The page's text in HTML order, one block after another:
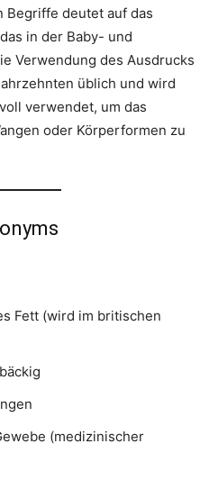
Begriffe deutet auf das
in der Baby- und
Verwendung des Ausdrucks
üblich und wird
verwendet, um das
oder Körperformen zu
Fett (wird im britischen
(medizinischer